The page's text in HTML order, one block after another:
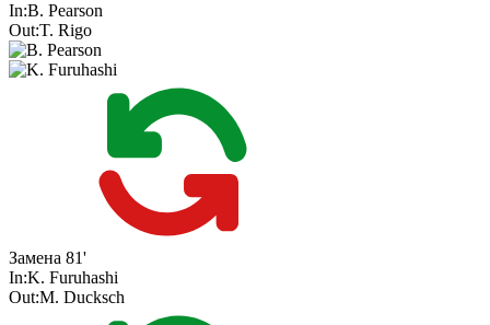
In:B. Pearson
Out:T. Rigo
Замена 81'
In:K. Furuhashi
Out:M. Ducksch